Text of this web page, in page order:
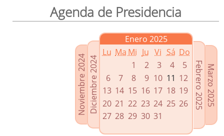
Presidencia
Enlaces relacionados
Agenda de Presidencia
Plenos provinciales y Juntas de gobierno
Oficina de Proyectos Europeos
Agenda de Presidencia
Noviembre 2024Diciembre 2024
Enero 2025
Lu Ma Mi Ju Vi Sá Do
1
2 3 4
5
6
7 8 9 10 11 12
13 14 15 16 17 18 19
20 21 22 23 24 25 26
27 28 29 30 31
Marzo 2025
Febrero 2025